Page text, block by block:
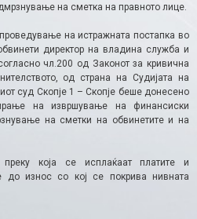
на сметка на правното лице.
на истражната постапка во
директор на владина служба и
чл.200 од Законот за кривична
од страна на Судијата на
суд Скопје 1 – Скопје беше донесено
на извршување на финансиски
на сметки на обвинетите и на
која се исплаќаат платите и
до износ со кој се покрива нивната